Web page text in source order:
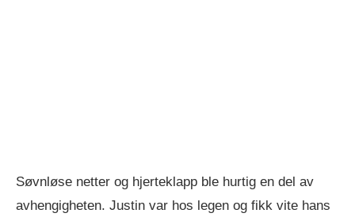
Søvnløse netter og hjerteklapp ble hurtig en del av
avhengigheten. Justin var hos legen og fikk vite hans